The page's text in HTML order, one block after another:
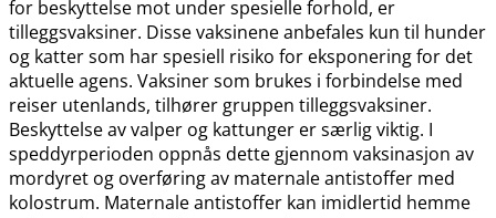
for beskyttelse mot under spesielle forhold, er
tilleggsvaksiner. Disse vaksinene anbefales kun til hunder
og katter som har spesiell risiko for eksponering for det
aktuelle agens. Vaksiner som brukes i forbindelse med
reiser utenlands, tilhører gruppen tilleggsvaksiner.
Beskyttelse av valper og kattunger er særlig viktig. I
speddyrperioden oppnås dette gjennom vaksinasjon av
mordyret og overføring av maternale antistoffer med
kolostrum. Maternale antistoffer kan imidlertid hemme